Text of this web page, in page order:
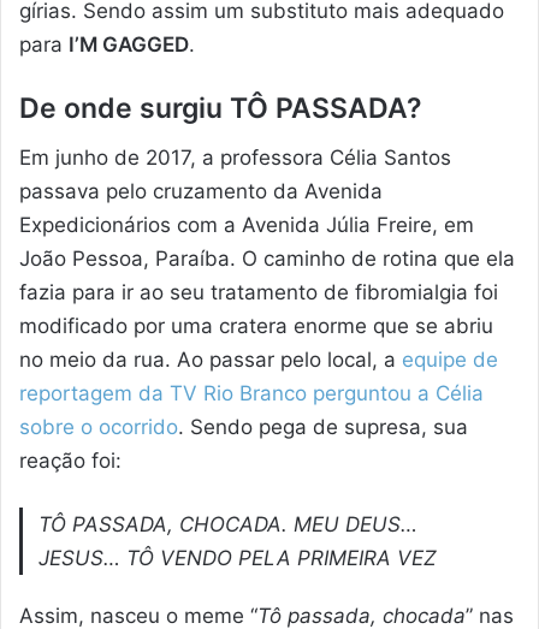
gírias. Sendo assim um substituto mais adequado
para I’M GAGGED.
De onde surgiu TÔ PASSADA?
Em junho de 2017, a professora Célia Santos
passava pelo cruzamento da Avenida
Expedicionários com a Avenida Júlia Freire, em
João Pessoa, Paraíba. O caminho de rotina que ela
fazia para ir ao seu tratamento de fibromialgia foi
modificado por uma cratera enorme que se abriu
no meio da rua. Ao passar pelo local, a equipe de
reportagem da TV Rio Branco perguntou a Célia
sobre o ocorrido. Sendo pega de supresa, sua
reação foi:
TÔ PASSADA, CHOCADA. MEU DEUS…
JESUS… TÔ VENDO PELA PRIMEIRA VEZ
Assim, nasceu o meme “Tô passada, chocada” nas